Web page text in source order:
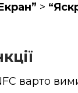
>
варто